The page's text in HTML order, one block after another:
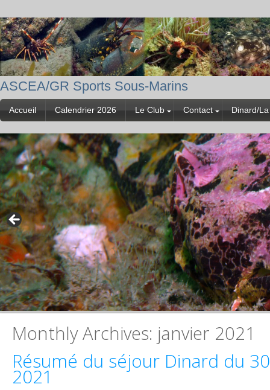
ASCEA/GR Sports Sous-Marins
Accueil Calendrier 2026 Le Club Contact Dinard/
Monthly Archives: janvier 2021
Résumé du séjour Dinard du
2021